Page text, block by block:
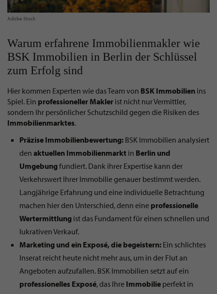
Adobe Stock
Warum erfahrene Immobilienmakler wie
BSK Immobilien in Berlin der Schlüssel
zum Erfolg sind
Hier kommen Experten wie das Team von BSK Immobilien ins
Spiel. Ein professioneller Makler ist nicht nur Vermittler,
sondern Ihr persönlicher Schutzschild gegen die Risiken des
Immobilienmarktes.
Präzise Immobilienbewertung: BSK Immobilien analysiert
den aktuellen Immobilienmarkt in Berlin und
Umgebungfundiert. Dank ihrer Expertise kann der
Verkehrswert Ihrer Immobilie genauer bestimmt werden.
Langjährige Erfahrung und eine individuelle Betrachtung
machen hier den Unterschied, denn eine professionelle
Wertermittlung ist das Fundament für einen schnellen und
lukrativen Verkauf.
Marketing und ein Exposé, die begeistern: Ein schlichtes
Inserat reicht heute nicht mehr aus, um in der Flut an
Angeboten aufzufallen. BSK Immobilien setzt auf ein
professionelles Exposé, das Ihre Immobilie perfekt in